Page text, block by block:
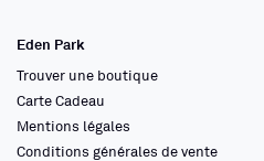
Eden Park
Trouver une boutique
Carte Cadeau
Mentions légales
Conditions générales de vente